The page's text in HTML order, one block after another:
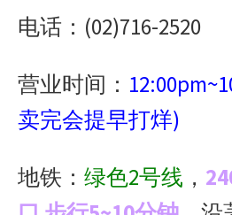
电话：(02)716-2520
营业时间：
卖完会提早打烊)
地铁： 绿色2号线 ，